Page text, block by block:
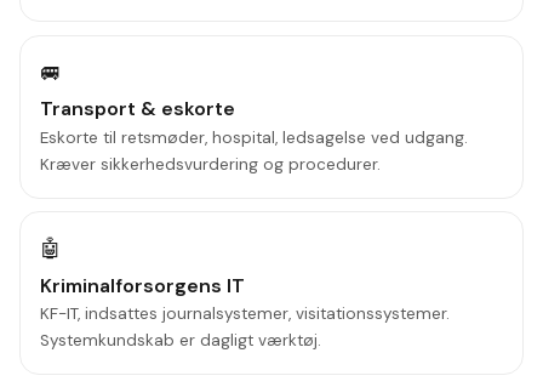
🚐
Transport & eskorte
Eskorte til retsmøder, hospital, ledsagelse ved udgang.
Kræver sikkerhedsvurdering og procedurer.
🤖
Kriminalforsorgens IT
KF-IT, indsattes journalsystemer, visitationssystemer.
Systemkundskab er dagligt værktøj.